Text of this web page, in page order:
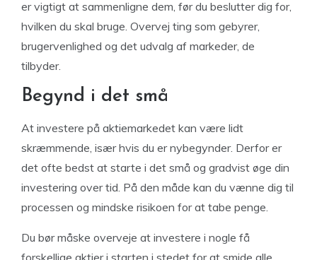
er vigtigt at sammenligne dem, før du beslutter dig for,
hvilken du skal bruge. Overvej ting som gebyrer,
brugervenlighed og det udvalg af markeder, de
tilbyder.
Begynd i det små
At investere på aktiemarkedet kan være lidt
skræmmende, især hvis du er nybegynder. Derfor er
det ofte bedst at starte i det små og gradvist øge din
investering over tid. På den måde kan du vænne dig til
processen og mindske risikoen for at tabe penge.
Du bør måske overveje at investere i nogle få
forskellige aktier i starten i stedet for at smide alle